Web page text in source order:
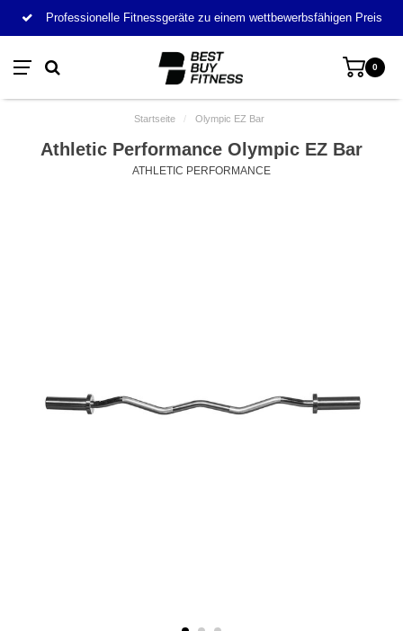
Professionelle Fitnessgeräte zu einem wettbewerbsfähigen Preis
0
Startseite / Olympic EZ Bar
Athletic Performance Olympic EZ Bar
ATHLETIC PERFORMANCE